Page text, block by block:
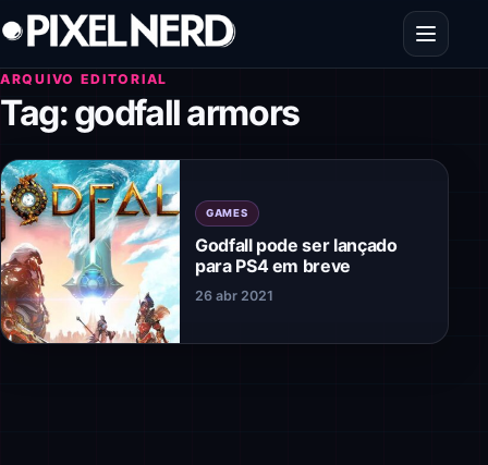
Pular para o conteúdo
Abrir
ARQUIVO EDITORIAL
Tag:godfall armors
GAMES
Godfall pode ser lançado
para PS4 em breve
26 abr 2021